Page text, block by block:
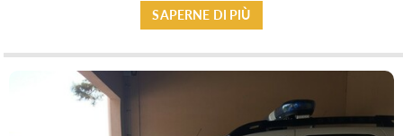
SAPERNE DI PIÙ